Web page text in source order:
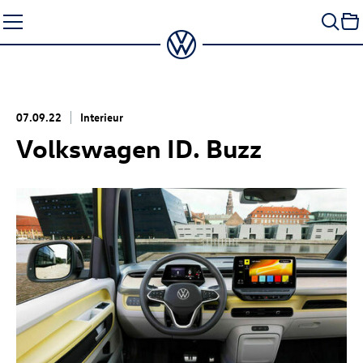
Seiteninhalt
springen
07.09.22 Interieur
Volkswagen ID. Buzz